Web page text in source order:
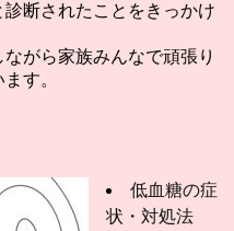
断されたことをきっかけ
がら家族みんなで頑張り
す。
低血糖の症
状・対処法